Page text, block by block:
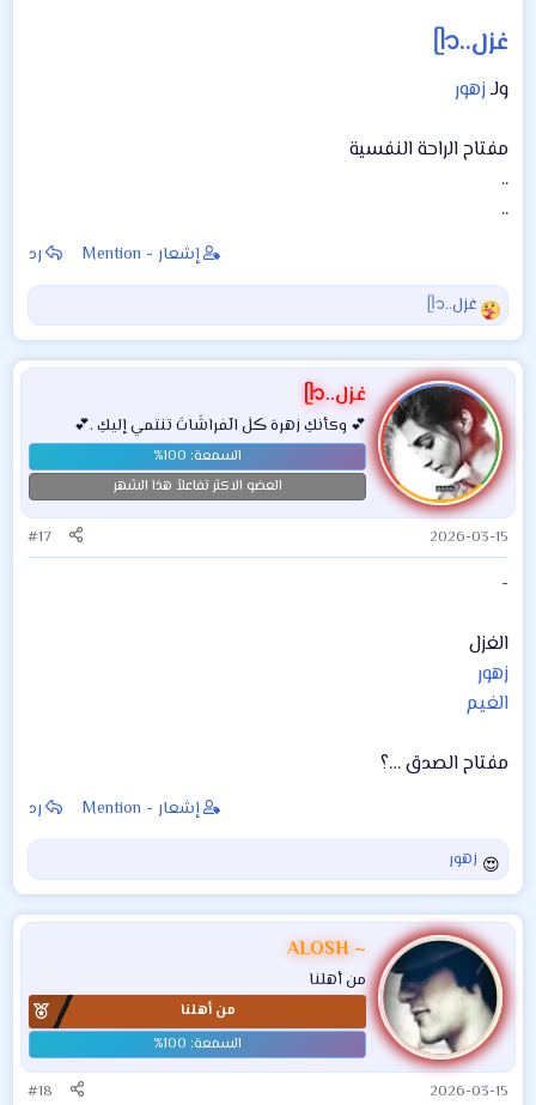
غزل..ᥫ᭡
ولـزهور
مفتاح الراحة النفسية
..
..
إشعار - Mention رد
ا
ل
ت
ف
ا
ع
ل
ا
ت
:
غزل..ᥫ᭡
غزل..ᥫ᭡
💕 وكأنكِ زهرهَ ڪلٰ الٓفراشَاتَ تنتمي إليكِ .💕
العضو الاكثر تفاعلاً هذا الشهر
2026-03-15
#17
-
الغزل
زهور
الغيم
مفتاح الصدق …؟
إشعار - Mention رد
ا
ل
ت
ف
ا
ع
ل
ا
ت
:
زهور
ALOSH ~
من أهلنا
من أهلنا
2026-03-15
#18